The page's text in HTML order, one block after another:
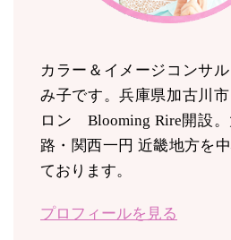
カラー＆イメージコンサ
み子です。兵庫県加古川
ロン Blooming Rire開設。
路・関西一円 近畿地方を
ております。
プロフィールを見る